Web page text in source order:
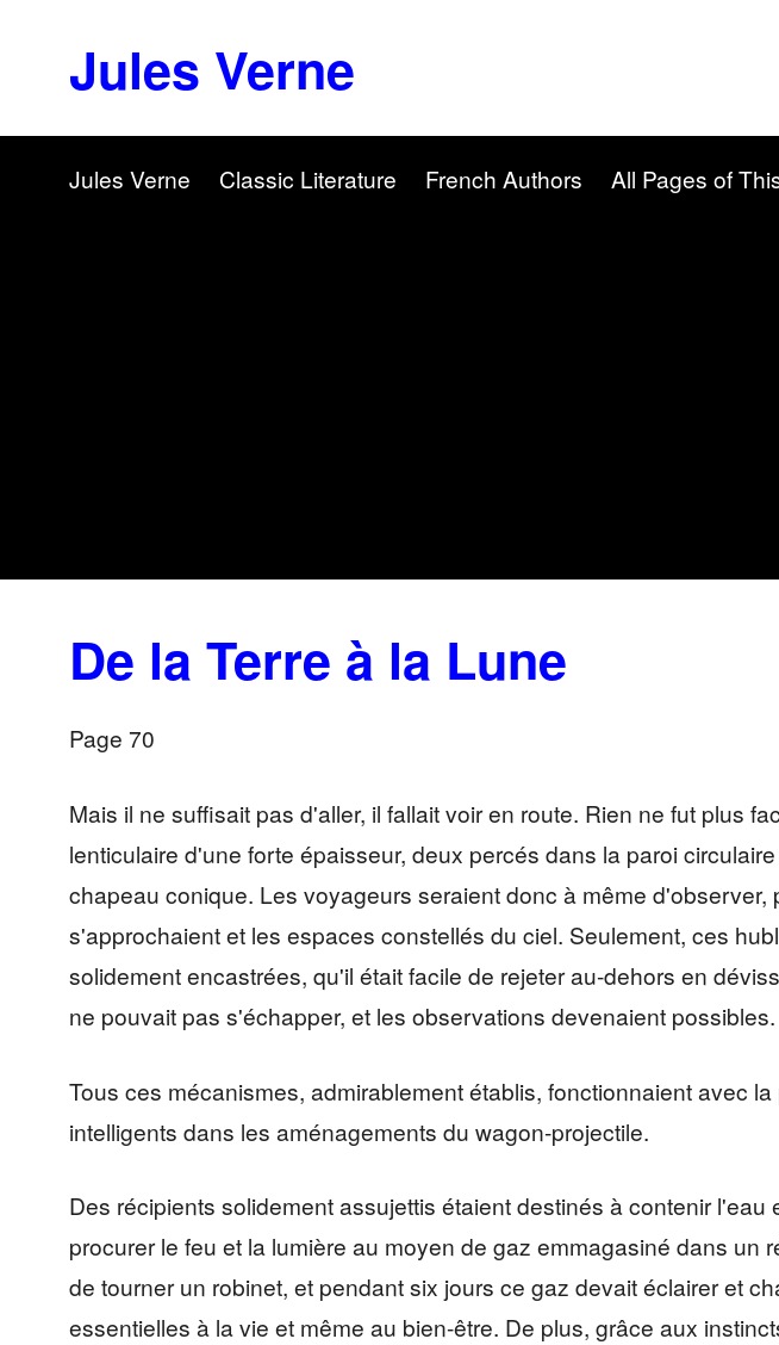
Jules Verne
Jules Verne Classic Literature French Authors All Pages of
De la Terre à la Lune
Page 70
Mais il ne suffisait pas d'aller, il fallait voir en route. Rien ne fut plus
lenticulaire d'une forte épaisseur, deux percés dans la paroi
chapeau conique. Les voyageurs seraient donc à même
s'approchaient et les espaces constellés du ciel. Seulement, ces
solidement encastrées, qu'il était facile de rejeter au-dehors en
ne pouvait pas s'échapper, et les observations devenaient possibles.
Tous ces mécanismes, admirablement établis, fonctionnaient avec
intelligents dans les aménagements du wagon-projectile.
Des récipients solidement assujettis étaient destinés à contenir
procurer le feu et la lumière au moyen de gaz emmagasiné dans
de tourner un robinet, et pendant six jours ce gaz devait éclairer et
essentielles à la vie et même au bien-être. De plus, grâce aux